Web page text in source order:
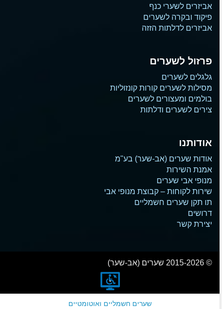
אביזרים לשערי כנף
פיקוד ובקרה לשערים
אביזרים לדלתות הזזה
פרזול לשערים
גלגלים לשערים
מסילות לשערים קורות קונזוליות
בולמים ומעצורים לשערים
צירים לשערים ודלתות
אודותנו
אודות שערים (אב-שער) בע"מ
אמנת השירות
מנופי אבי שערים
שירות לקוחות – קבוצת מנופי אבי
תו תקן שערים חשמליים
דרושים
יצירת קשר
© 2015-2026 שערים (אב-שער)
שערים חשמליים ואוטומטיים